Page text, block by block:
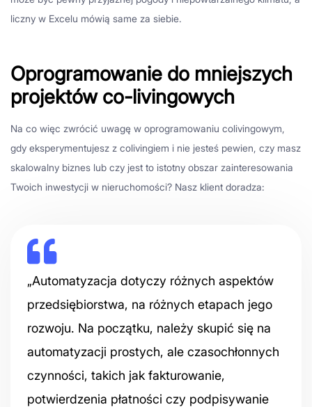
liczny w Excelu mówią same za siebie.
Oprogramowanie do mniejszych
projektów co-livingowych
Na co więc zwrócić uwagę w oprogramowaniu colivingowym,
gdy eksperymentujesz z colivingiem i nie jesteś pewien, czy masz
skalowalny biznes lub czy jest to istotny obszar zainteresowania
Twoich inwestycji w nieruchomości? Nasz klient doradza:
„Automatyzacja dotyczy różnych aspektów
przedsiębiorstwa, na różnych etapach jego
rozwoju. Na początku, należy skupić się na
automatyzacji prostych, ale czasochłonnych
czynności, takich jak fakturowanie,
potwierdzenia płatności czy podpisywanie